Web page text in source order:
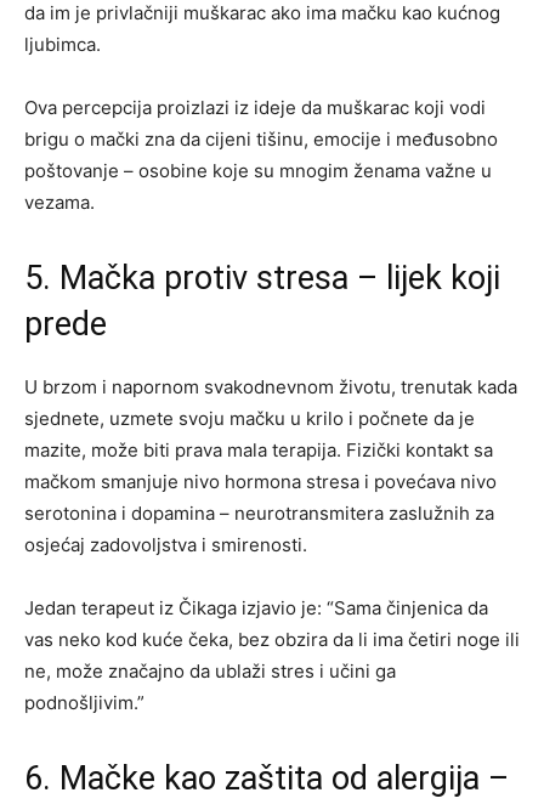
da im je privlačniji muškarac ako ima mačku kao kućnog
ljubimca.
Ova percepcija proizlazi iz ideje da muškarac koji vodi
brigu o mački zna da cijeni tišinu, emocije i međusobno
poštovanje – osobine koje su mnogim ženama važne u
vezama.
5. Mačka protiv stresa – lijek koji
prede
U brzom i napornom svakodnevnom životu, trenutak kada
sjednete, uzmete svoju mačku u krilo i počnete da je
mazite, može biti prava mala terapija. Fizički kontakt sa
mačkom smanjuje nivo hormona stresa i povećava nivo
serotonina i dopamina – neurotransmitera zaslužnih za
osjećaj zadovoljstva i smirenosti.
Jedan terapeut iz Čikaga izjavio je: “Sama činjenica da
vas neko kod kuće čeka, bez obzira da li ima četiri noge ili
ne, može značajno da ublaži stres i učini ga
podnošljivim.”
6. Mačke kao zaštita od alergija –